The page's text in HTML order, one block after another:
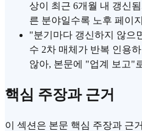
상이 최근 6개월 내 갱신됨
른 분야일수록 노후 페이
"분기마다 갱신하지 않으
수 2차 매체가 반복 인용
않아, 본문에 "업계 보고"
핵심 주장과 근거
이 섹션은 본문 핵심 주장과 근